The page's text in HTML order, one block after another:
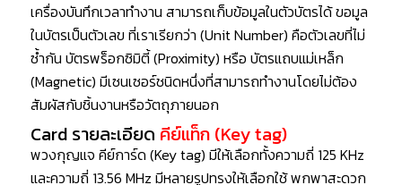
เครื่องบันทึกเวลาทำงาน สามารถเก็บข้อมูลในตัวบัตรได้ ขอมูล
ในบัตรเป็นตัวเลข ที่เราเรียกว่า (Unit Number) คือตัวเลขที่ไม่
ซ้ำกัน บัตรพร็อกซิมิตี้ (Proximity) หรือ บัตรแถบแม่เหล็ก
(Magnetic) มีเซนเซอร์ชนิดหนึ่งที่สามารถทำงานโดยไม่ต้อง
สัมผัสกับชิ้นงานหรือวัตถุภายนอก
Card รายละเอียด คีย์แท็ก (Key tag)
พวงกุญแจ คีย์การ์ด (Key tag) มีให้เลือกทั้งความถี่ 125 KHz
และความถี่ 13.56 MHz มีหลายรูปทรงให้เลือกใช้ พกพาสะดวก